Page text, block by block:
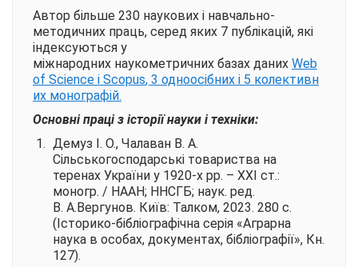
Автор більше 230 наукових і навчально-
методичних праць, серед яких 7 публікацій, які
індексуються у
міжнародних наукометричних базах даних Web
of Science і Scopus, 3 одноосібних і 5 колективн
их монографій.
Основні праці з історії науки і техніки:
Демуз І. О., Чалаван В. А.
Сільськогосподарські товариства на
теренах України у 1920-х рр. – ХХІ ст.:
моногр. / НААН; ННСГБ; наук. ред.
В. А.Вергунов. Київ: Талком, 2023. 280 с.
(Історико-бібліографічна серія «Аграрна
наука в особах, документах, бібліографії», Кн.
127).